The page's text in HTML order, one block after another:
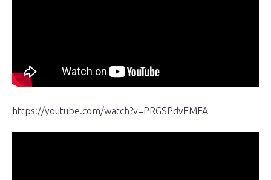
https://youtube.com/watch?v=PRGSPdvEMFA